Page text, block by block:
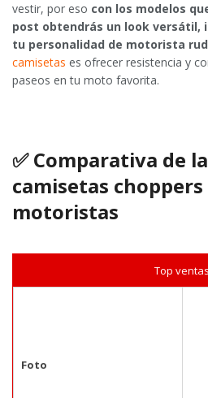
vestir, por eso con los modelos
post obtendrás un look versátil,
tu personalidad de motorista
camisetas es ofrecer resistencia y
paseos en tu moto favorita.
✅ Comparativa de
camisetas
motoristas
Top ventas
Foto